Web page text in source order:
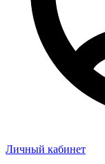
Личный кабинет